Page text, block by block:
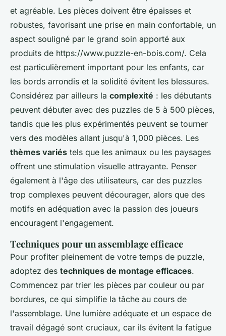
et agréable. Les pièces doivent être épaisses et
robustes, favorisant une prise en main confortable, un
aspect souligné par le grand soin apporté aux
produits de https://www.puzzle-en-bois.com/. Cela
est particulièrement important pour les enfants, car
les bords arrondis et la solidité évitent les blessures.
Considérez par ailleurs la complexité : les débutants
peuvent débuter avec des puzzles de 5 à 500 pièces,
tandis que les plus expérimentés peuvent se tourner
vers des modèles allant jusqu'à 1,000 pièces. Les
thèmes variés tels que les animaux ou les paysages
offrent une stimulation visuelle attrayante. Penser
également à l'âge des utilisateurs, car des puzzles
trop complexes peuvent décourager, alors que des
motifs en adéquation avec la passion des joueurs
encouragent l'engagement.
Techniques pour un assemblage efficace
Pour profiter pleinement de votre temps de puzzle,
adoptez des techniques de montage efficaces.
Commencez par trier les pièces par couleur ou par
bordures, ce qui simplifie la tâche au cours de
l'assemblage. Une lumière adéquate et un espace de
travail dégagé sont cruciaux, car ils évitent la fatigue